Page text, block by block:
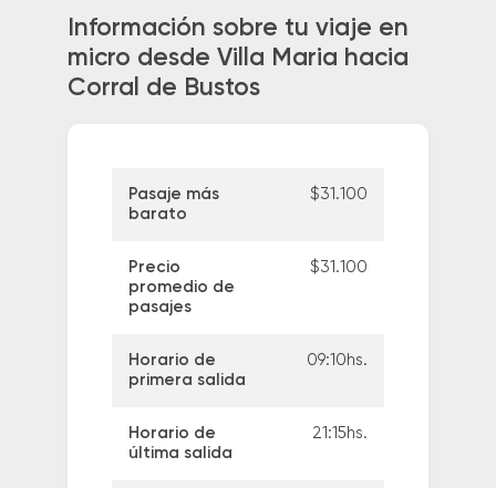
Información sobre tu viaje en
micro desde Villa Maria hacia
Corral de Bustos
Pasaje más
barato
$31.100
Precio
promedio de
pasajes
$31.100
Horario de
primera salida
09:10hs.
Horario de
última salida
21:15hs.